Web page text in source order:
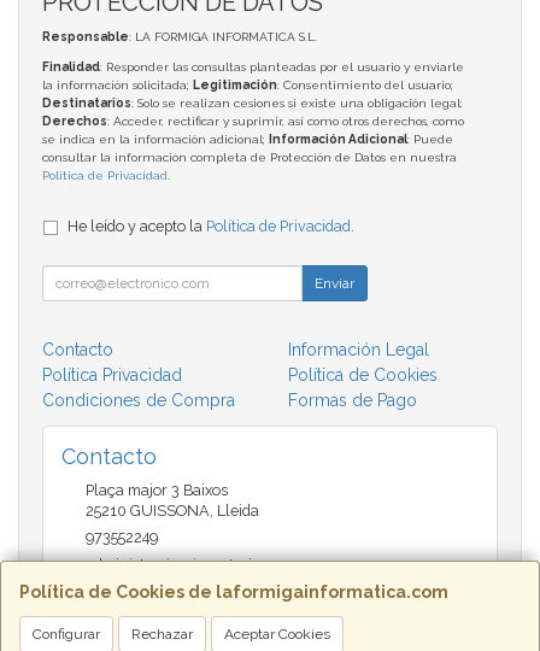
Política de Cookies de laformigainformatica.com
Configurar Rechazar Aceptar Cookies
Responsable: LA FORMIGA INFORMATICA S.L.
Finalidad: Responder las consultas planteadas por el usuario y enviarle
la información solicitada; Legitimación: Consentimiento del usuario;
Destinatarios: Solo se realizan cesiones si existe una obligación legal;
Derechos: Acceder, rectificar y suprimir, así como otros derechos, como
se indica en la información adicional;
Información Adicional: Puede
consultar la información completa de Protección de Datos en nuestra
Política de Privacidad
He leído y acepto la Política de Privacidad
Enviar
Contacto
Información Legal
Política Privacidad
Política de Cookies
Condiciones de Compra
Formas de Pago
Contacto
Plaça major 3 Baixos
25210 GUISSONA Lleida
973552249
administracio@insectari.com
Horario